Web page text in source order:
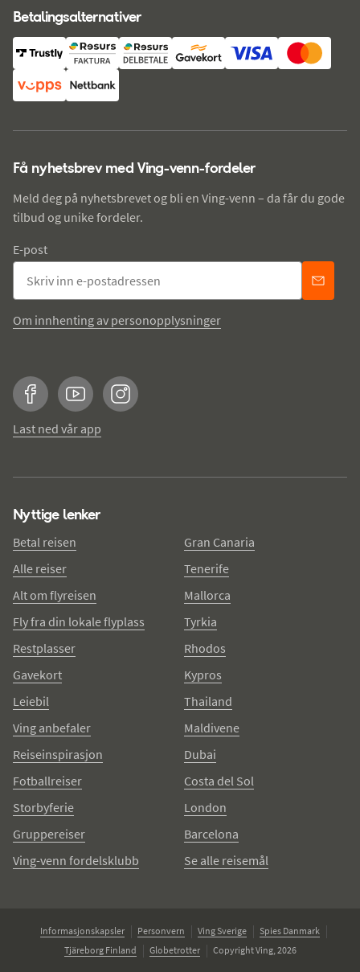
Betalingsalternativer
Få nyhetsbrev med Ving-venn-fordeler
Meld deg på nyhetsbrevet og bli en Ving-venn – da får du gode
tilbud og unike fordeler.
E-post
Om innhenting av personopplysninger
FacebookYouTubeInstagram
Last ned vår app
Nyttige lenker
Betal reisen
Alle reiser
Alt om flyreisen
Fly fra din lokale flyplass
Restplasser
Gavekort
Leiebil
Ving anbefaler
Reiseinspirasjon
Fotballreiser
Storbyferie
Gruppereiser
Ving-venn fordelsklubb
Gran Canaria
Tenerife
Mallorca
Tyrkia
Rhodos
Kypros
Thailand
Maldivene
Dubai
Costa del Sol
London
Barcelona
Se alle reisemål
Informasjonskapsler Personvern Ving Sverige
Spies Danmark
Tjäreborg Finland
Globetrotter Copyright Ving, 2026